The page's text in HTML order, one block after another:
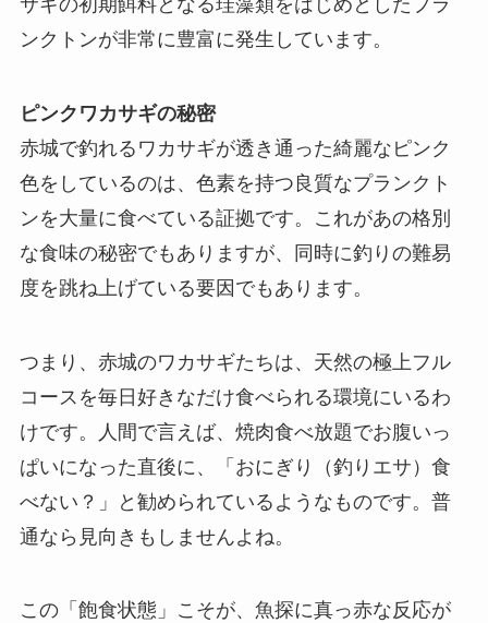
ンクトンが非常に豊富に発生しています。
ピンクワカサギの秘密
赤城で釣れるワカサギが透き通った綺麗なピンク
色をしているのは、色素を持つ良質なプランクト
ンを大量に食べている証拠です。これがあの格別
な食味の秘密でもありますが、同時に釣りの難易
度を跳ね上げている要因でもあります。
つまり、赤城のワカサギたちは、天然の極上フル
コースを毎日好きなだけ食べられる環境にいるわ
けです。人間で言えば、焼肉食べ放題でお腹いっ
ぱいになった直後に、「おにぎり（釣りエサ）食
べない？」と勧められているようなものです。普
通なら見向きもしませんよね。
この「飽食状態」こそが、魚探に真っ赤な反応が